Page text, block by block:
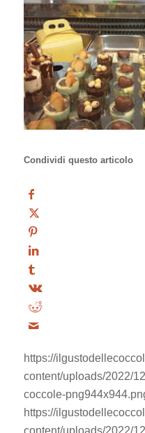
Condividi questo articolo
https://
content/uploads/2022/
coccole-
https://
content/uploads/2022/